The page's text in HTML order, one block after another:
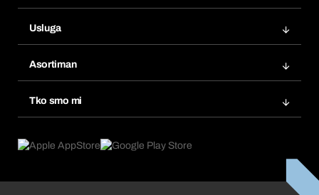
Popisi želja
Ponovno naručivanje
Pretplate
Usluga
Tražitelji proizvoda
Asortiman
Tko smo mi
Što nas pokreće